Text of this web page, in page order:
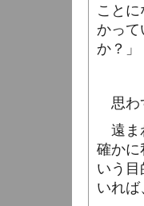
こと
かって
か？」
思わ
遠ま
確かに
いう
いれ